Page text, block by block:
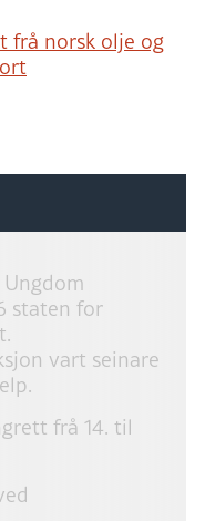
frå norsk olje og
staten for
vart seinare
frå 14. til